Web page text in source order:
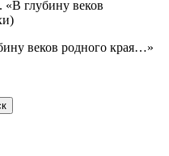
веков родного края…»